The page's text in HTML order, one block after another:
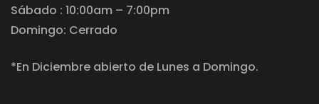
Sábado : 10:00am – 7:00pm
Domingo: Cerrado
*En Diciembre abierto de Lunes a Domingo.